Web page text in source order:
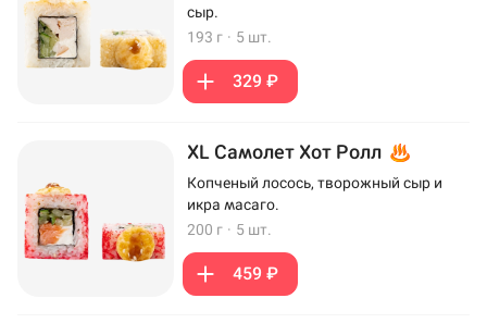
сыр.
193 г · 5 шт.
329 ₽
XL Самолет Хот Ролл
Копченый лосось, творожный сыр и
икра масаго.
200 г · 5 шт.
459 ₽